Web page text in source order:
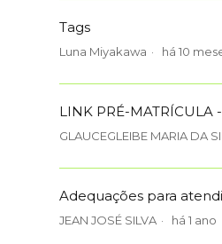
Tags
Luna Miyakawa há 10
LINK PRÉ-MATRÍCULA
GLAUCEGLEIBE MARIA DA
Adequações para
JEAN JOSÉ SILVA há 1 ano